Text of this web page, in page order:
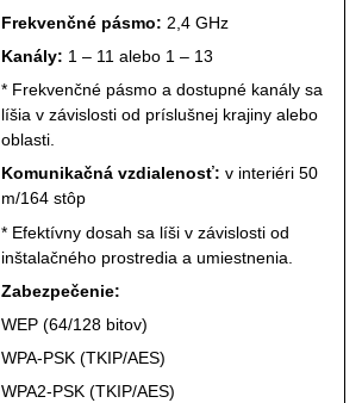
Frekvenčné pásmo: 2,4 GHz
Kanály: 1 – 11 alebo 1 – 13
* Frekvenčné pásmo a dostupné kanály sa
líšia v závislosti od príslušnej krajiny alebo
oblasti.
Komunikačná vzdialenosť: v interiéri 50
m/164 stôp
* Efektívny dosah sa líši v závislosti od
inštalačného prostredia a umiestnenia.
Zabezpečenie:
WEP(64/128 bitov)
WPA-PSK(TKIP/AES)
WPA2-PSK(TKIP/AES)